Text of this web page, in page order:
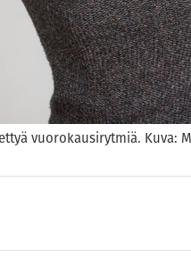
vuorokausirytmiä. Kuva: